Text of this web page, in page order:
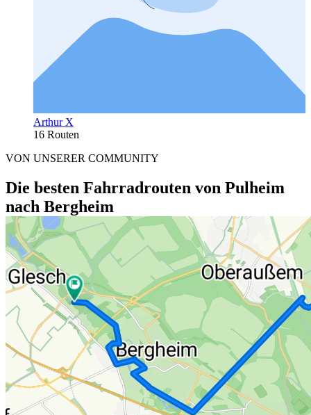
Arthur X
16 Routen
VON UNSERER COMMUNITY
Die besten Fahrradrouten von Pulheim
nach Bergheim